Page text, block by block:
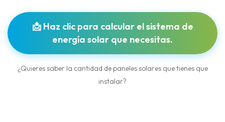
📩 Haz clic para calcular el sistema de
energía solar que necesitas.
¿Quieres saber la cantidad de paneles solares que tienes que
instalar?